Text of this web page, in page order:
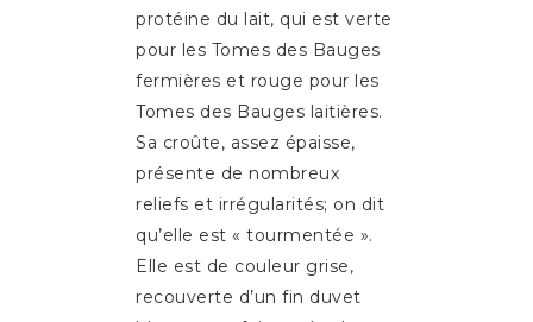
protéine du lait, qui est verte
pour les Tomes des Bauges
fermières et rouge pour les
Tomes des Bauges laitières.
Sa croûte, assez épaisse,
présente de nombreux
reliefs et irrégularités; on dit
qu’elle est « tourmentée ».
Elle est de couleur grise,
recouverte d’un fin duvet